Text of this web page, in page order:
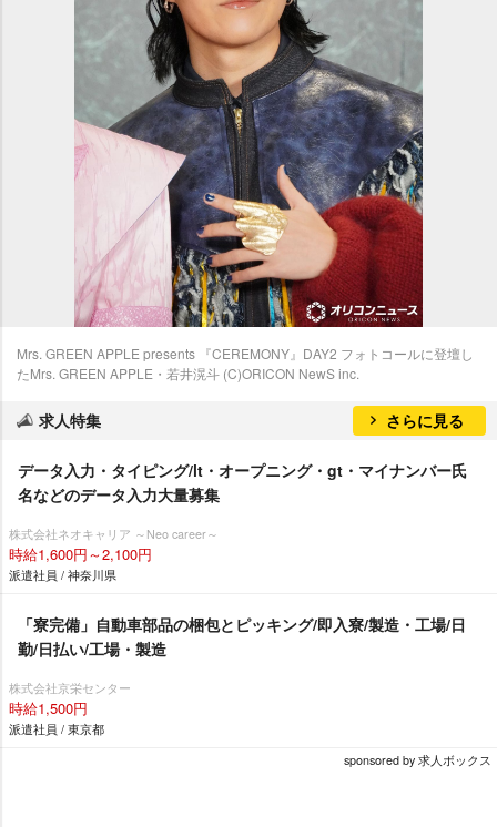
Mrs. GREEN APPLE presents 『CEREMONY』DAY2 フォトコールに登壇し
たMrs. GREEN APPLE・若井滉斗 (C)ORICON NewS inc.
求人特集 さらに見る
データ入力・タイピング/lt・オープニング・gt・マイナンバー氏
名などのデータ入力大量募集
株式会社ネオキャリア ～Neo career～
時給1,600円～2,100円
派遣社員 / 神奈川県
「寮完備」自動車部品の梱包とピッキング/即入寮/製造・工場/日
勤/日払い/工場・製造
株式会社京栄センター
時給1,500円
派遣社員 / 東京都
sponsored by 求人ボックス